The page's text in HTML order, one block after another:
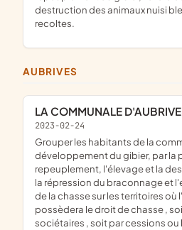
destruction des animaux nuisi
recoltes.
AUBRIVES
LA COMMUNALE
2023-02-24
grouper les habitants de la commune en vue du
développement du gibier, par la
repeuplement, l'élevage et la
la répression du braconnage et
de la chasse sur les territoires
possèdera le droit de chasse ,
sociétaires , soit par cessions